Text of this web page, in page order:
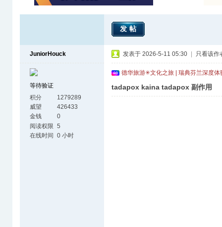
发帖
JuniorHouck
等待验证
积分
1279289
威望
426433
金钱
0
阅读权限 5
在线时间 0 小时
发表于 2026-5-11 05:30 只看该作
德华旅游✳文化之旅 | 瑞典芬兰深度
tadapox kaina tadapox 副作用